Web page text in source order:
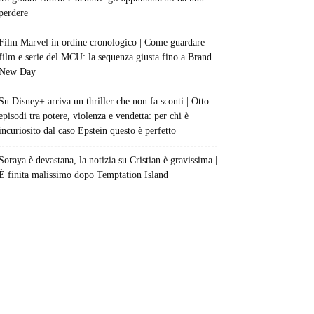
Marvel in ordine cronologico | Come guardare
e serie del MCU: la sequenza giusta fino a Brand
Day
Su Disney+ arriva un thriller che non fa sconti | Otto
tra potere, violenza e vendetta: per chi è
dal caso Epstein questo è perfetto
Soraya è devastana, la notizia su Cristian è gravissima |
finita malissimo dopo Temptation Island